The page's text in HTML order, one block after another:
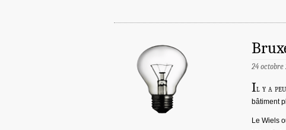
24 octobre
Il y a
bâtiment
Le Wiels